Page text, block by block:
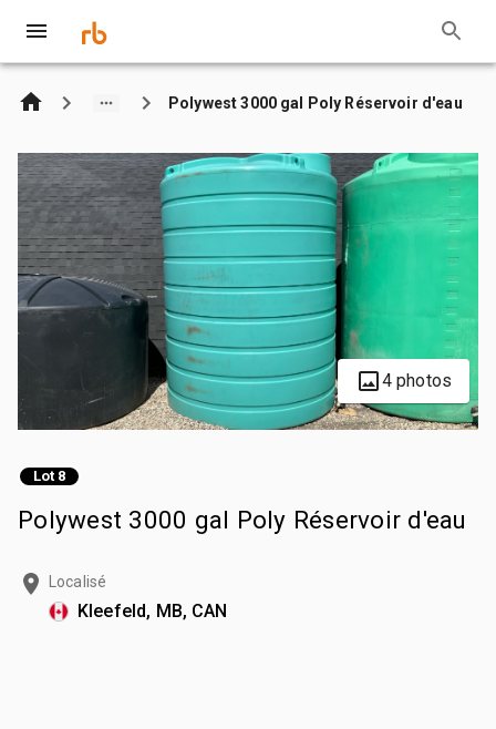
Polywest 3000 gal Poly Réservoir d'eau
4 photos
Lot 8
Polywest 3000 gal Poly Réservoir d'eau
Localisé
Kleefeld, MB, CAN